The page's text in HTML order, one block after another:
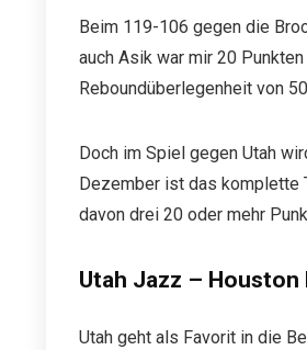
Beim 119-106 gegen die
auch Asik war mir 20
Reboundüberlegenheit von
Doch im Spiel gegen Utah
Dezember ist das komplette
davon drei 20 oder mehr
Utah Jazz – Houston
Utah geht als Favorit in die